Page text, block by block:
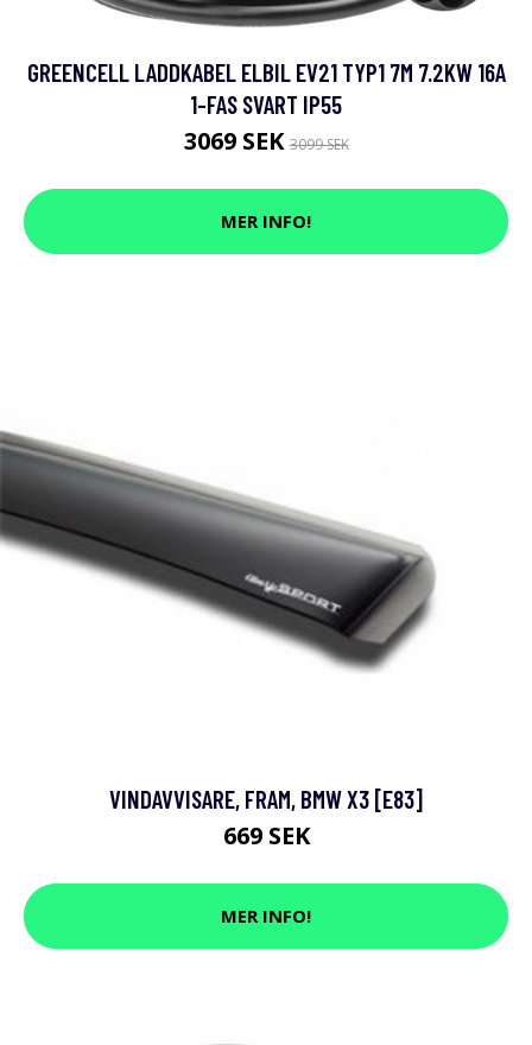
GREENCELL LADDKABEL ELBIL EV21 TYP1 7M 7.2KW 16A
1-FAS SVART IP55
3069 SEK3099 SEK
MER INFO!
VINDAVVISARE, FRAM, BMW X3 [E83]
669 SEK
MER INFO!